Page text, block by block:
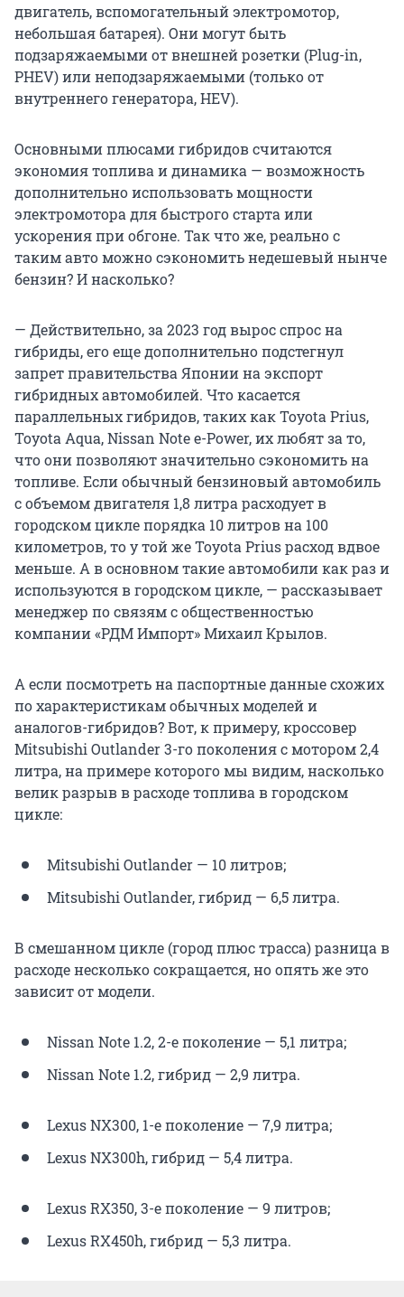
двигатель, вспомогательный электромотор,
небольшая батарея). Они могут быть
подзаряжаемыми от внешней розетки (Plug-in,
PHEV) или неподзаряжаемыми (только от
внутреннего генератора, HEV).
Основными плюсами гибридов считаются
экономия топлива и динамика — возможность
дополнительно использовать мощности
электромотора для быстрого старта или
ускорения при обгоне. Так что же, реально с
таким авто можно сэкономить недешевый нынче
бензин? И насколько?
— Действительно, за 2023 год вырос спрос на
гибриды, его еще дополнительно подстегнул
запрет правительства Японии на экспорт
гибридных автомобилей. Что касается
параллельных гибридов, таких как Toyota Prius,
Toyota Aqua, Nissan Note e-Power, их любят за то,
что они позволяют значительно сэкономить на
топливе. Если обычный бензиновый автомобиль
с объемом двигателя 1,8 литра расходует в
городском цикле порядка 10 литров на 100
километров, то у той же Toyota Prius расход вдвое
меньше. А в основном такие автомобили как раз и
используются в городском цикле, — рассказывает
менеджер по связям с общественностью
компании «РДМ Импорт» Михаил Крылов.
А если посмотреть на паспортные данные схожих
по характеристикам обычных моделей и
аналогов-гибридов? Вот, к примеру, кроссовер
Mitsubishi Outlander 3-го поколения с мотором 2,4
литра, на примере которого мы видим, насколько
велик разрыв в расходе топлива в городском
цикле:
Mitsubishi Outlander — 10 литров;
Mitsubishi Outlander, гибрид — 6,5 литра.
В смешанном цикле (город плюс трасса) разница в
расходе несколько сокращается, но опять же это
зависит от модели.
Nissan Note 1.2, 2-е поколение — 5,1 литра;
Nissan Note 1.2, гибрид — 2,9 литра.
Lexus NX300, 1-е поколение — 7,9 литра;
Lexus NX300h, гибрид — 5,4 литра.
Lexus RX350, 3-е поколение — 9 литров;
Lexus RX450h, гибрид — 5,3 литра.